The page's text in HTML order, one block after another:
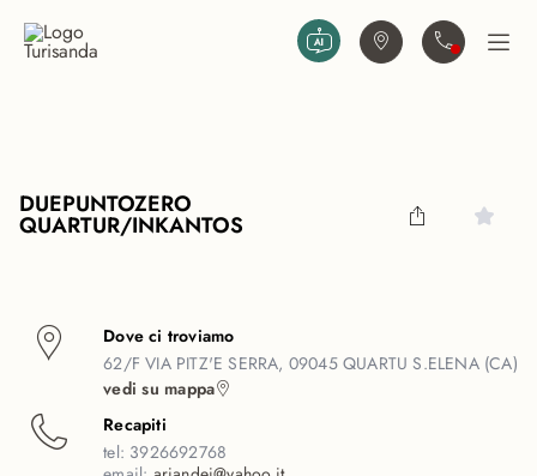
Trova agenziaContattaciApri
DUEPUNTOZERO
QUARTUR/INKANTOS
Dove ci troviamo
62/F VIA PITZ'E SERRA, 09045 QUARTU S.ELENA (CA)
vedi su mappa
Recapiti
tel: 3926692768